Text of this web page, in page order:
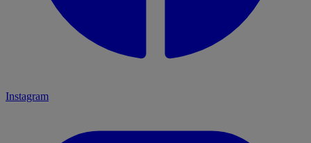
Instagram